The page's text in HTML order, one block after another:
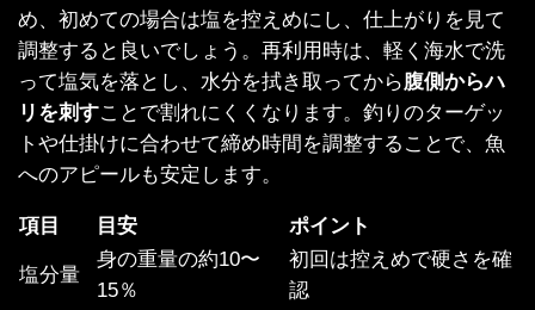
め、初めての場合は塩を控えめにし、仕上がりを見て
調整すると良いでしょう。再利用時は、軽く海水で洗
って塩気を落とし、水分を拭き取ってから腹側からハ
リを刺すことで割れにくくなります。釣りのターゲッ
トや仕掛けに合わせて締め時間を調整することで、魚
へのアピールも安定します。
項目 目安 ポイント
塩分量
身の重量の約10〜
15％
初回は控えめで硬さを確
認